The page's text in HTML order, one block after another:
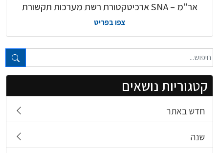
טקסט חופשי...
קטגוריות נושאים
חדש באתר
שנה
אר"מ – SNA ארכיטקטורת רשת מערכות תקשורת
צפו בפריט